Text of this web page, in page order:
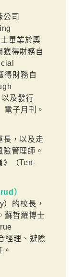
公司
畢業於奧
獲得財務自
得財務自
及發行
電子月刊。
長，以及走
管理師。
》（Ten-
）
的校長，
蘇哲羅博士
經理、避險